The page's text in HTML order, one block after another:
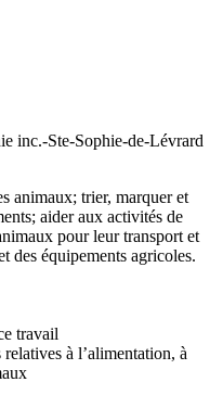
inc.-Ste-Sophie-de-Lévrard
animaux; trier, marquer et
aider aux activités de
pour leur transport et
des équipements agricoles.
avec ce travail
à l’alimentation, à
animaux